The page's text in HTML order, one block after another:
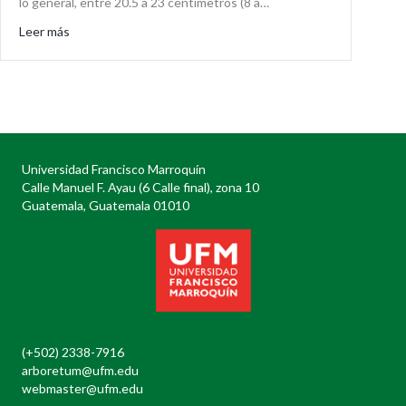
Leer más
Universidad Francisco Marroquín
Calle Manuel F. Ayau (6 Calle final), zona 10
Guatemala, Guatemala 01010
(+502) 2338-7916
arboretum@ufm.edu
webmaster@ufm.edu